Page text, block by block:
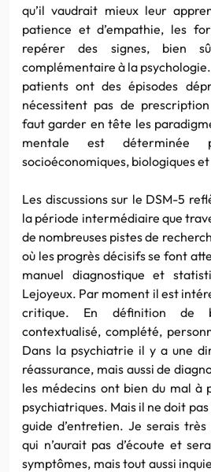
qu’il vaudrait mieux leur
patience etd’empathie, les
repérer des signes, bien
complémentaire à la
patients ont des épisodes
nécessitent pas de
faut garder en tête les
mentale est déterminée
socioéconomiques, biologiques
Les discussions sur le DSM-5
la période intermédiaire que
de nombreuses pistes de
où les progrès décisifs se font
manuel diagnostique et
Lejoyeux. Par moment il est
critique. En définition de
contextualisé, complété,
Dans la psychiatrie il y a une
réassurance, mais aussi de
les médecins ont bien du mal à
psychiatriques. Mais il ne doit
guide d’entretien. Je serais très
qui n’aurait pas d’écoute et
symptômes, mais tout aussi